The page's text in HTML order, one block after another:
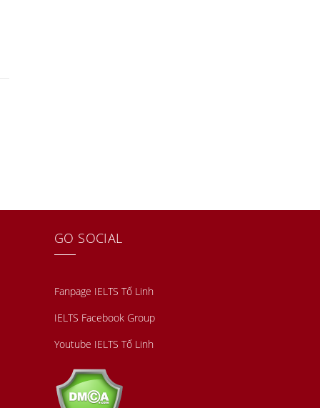
GO SOCIAL
Fanpage IELTS Tố Linh
IELTS Facebook Group
Youtube IELTS Tố Linh